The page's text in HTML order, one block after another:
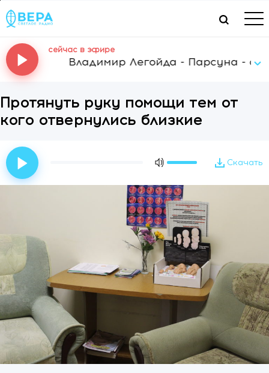
сейчас в эфире
Владимир Легойда - Парсуна -
Протянуть руку помощи тем от
кого отвернулись близкие
Скачать